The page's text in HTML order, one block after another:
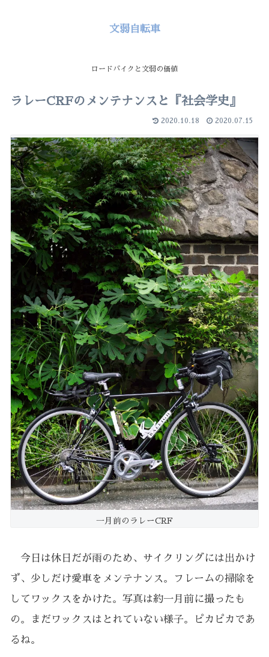
文弱自転車
ロードバイクと文弱の価値
ラレーCRFのメンテナンスと『社会学史』
2020.10.18 2020.07.15
一月前のラレーCRF
今日は休日だが雨のため、サイクリングには出かけ
ず、少しだけ愛車をメンテナンス。フレームの掃除を
してワックスをかけた。写真は約一月前に撮ったも
の。まだワックスはとれていない様子。ピカピカであ
るね。